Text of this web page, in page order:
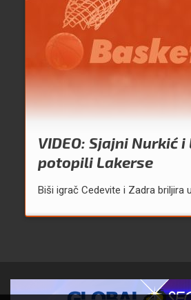
VIDEO: Sjajni Nurkić
potopili Lakerse
Biši igrač Cedevite i Zadra briljira